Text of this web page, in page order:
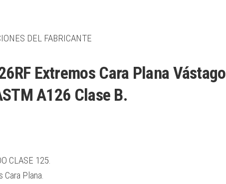
DEL FABRICANTE
Extremos Cara Plana Vástago
A126 Clase B.
CLASE 125.
Plana.